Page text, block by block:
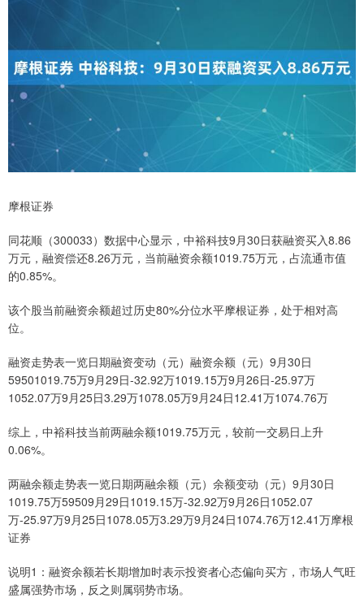
摩根证券
同花顺（300033）数据中心显示，中裕科技9月30日获融资买入8.86
万元，融资偿还8.26万元，当前融资余额1019.75万元，占流通市值
的0.85%。
该个股当前融资余额超过历史80%分位水平摩根证券，处于相对高
位。
融资走势表一览日期融资变动（元）融资余额（元）9月30日
59501019.75万9月29日-32.92万1019.15万9月26日-25.97万
1052.07万9月25日3.29万1078.05万9月24日12.41万1074.76万
综上，中裕科技当前两融余额1019.75万元，较前一交易日上升
0.06%。
两融余额走势表一览日期两融余额（元）余额变动（元）9月30日
1019.75万59509月29日1019.15万-32.92万9月26日1052.07
万-25.97万9月25日1078.05万3.29万9月24日1074.76万12.41万摩根
证券
说明1：融资余额若长期增加时表示投资者心态偏向买方，市场人气旺
盛属强势市场，反之则属弱势市场。